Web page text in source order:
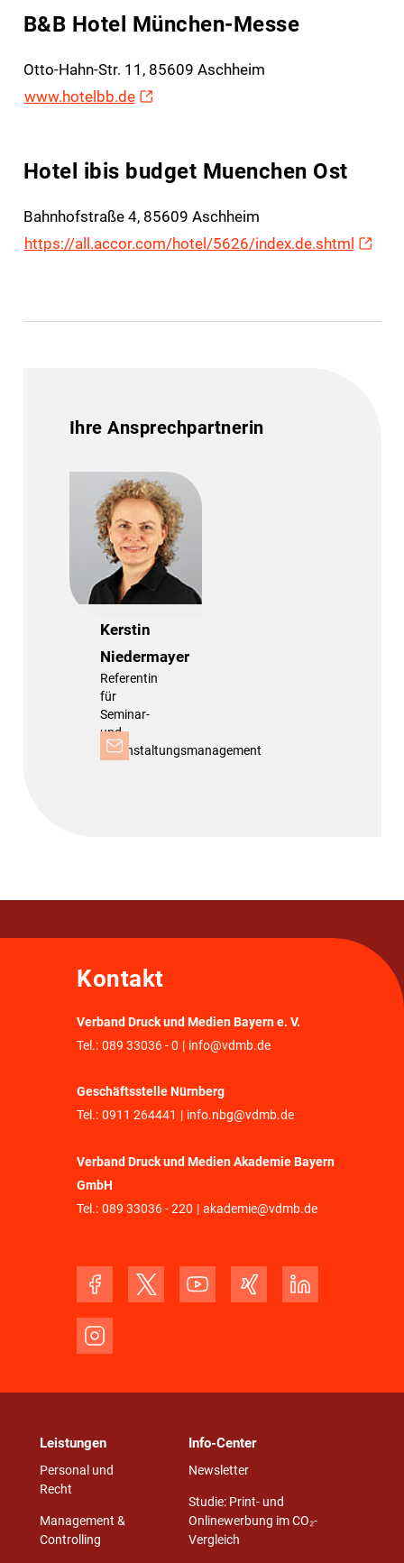
B&B Hotel München-Messe
Otto-Hahn-Str. 11, 85609 Aschheim
www.hotelbb.de
Hotel ibis budget Muenchen Ost
Bahnhofstraße 4, 85609 Aschheim
https://all.accor.com/hotel/5626/index.de.shtml
Ihre Ansprechpartnerin
Kerstin
Niedermayer
Referentin
für
Seminar-
und
Veranstaltungsmanagement
Kontakt
Verband Druck und Medien Bayern e. V.
Tel.: 089 33036 - 0 | info@vdmb.de
Geschäftsstelle Nürnberg
Tel.: 0911 264441 | info.nbg@vdmb.de
Verband Druck und Medien Akademie Bayern
GmbH
Tel.: 089 33036 - 220 | akademie@vdmb.de
Leistungen
Personal und
Recht
Management &
Controlling
Info-Center
Newsletter
Studie: Print- und
Onlinewerbung im CO₂-
Vergleich